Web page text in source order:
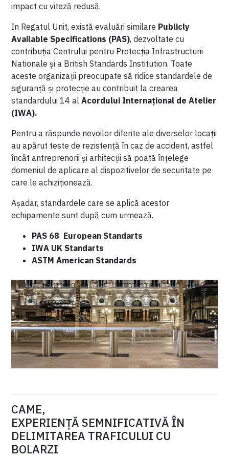
impact cu viteză redusă.
In Regatul Unit, există evaluări similare Publicly
Available Specifications (PAS), dezvoltate cu
contribuția Centrului pentru Protecția Infrastructurii
Nationale și a British Standards Institution. Toate
aceste organizații preocupate să ridice standardele de
siguranță și protecție au contribuit la crearea
standardului 14 alAcordului Internațional de Atelier
(IWA).
Pentru a răspunde nevoilor diferite ale diverselor locații
au apărut teste de rezistență în caz de accident, astfel
încât antreprenorii și arhitecții să poată înțelege
domeniul de aplicare al dispozitivelor de securitate pe
care le achiziționează.
Așadar, standardele care se aplică acestor
echipamente sunt după cum urmează.
PAS 68 European Standarts
IWA UK Standarts
ASTM American Standards
CAME,
EXPERIENȚĂ SEMNIFICATIVĂ ÎN
DELIMITAREA TRAFICULUI CU
BOLARZI